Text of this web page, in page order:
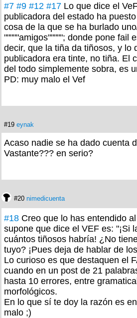
#7 #9 #12 #17 Lo que dice el
publicadora del estado ha
cosa de la que se ha burlado
"""""amigos"""""; donde pone fail
decir, que la tiña da tiñosos, y lo
publicadora era tinte, no tiña. El
del todo simplemente sobra, es
PD: muy malo el Vef
#19 eynak
Acaso nadie se ha dado cuenta
Vastante??? en serio?
#20 nimedicuenta
#18 Creo que lo has entendido
supone que dice el VEF es: "¡Si
cuántos tiñosos habría! ¿No
tuyo? ¡Pues deja de hablar de
Lo curioso es que destaquen el
cuando en un post de 21
hasta 10 errores, entre
morfológicos.
En lo que sí te doy la razón es
malo ;)